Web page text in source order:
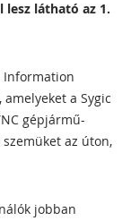
lesz látható az 1.
Information
a Sygic
gépjármű-
az úton,
jobban